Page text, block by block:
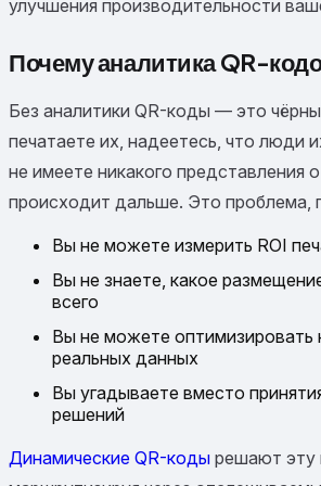
улучшения производительности
Почему аналитика QR-
Без аналитики QR-коды — это
печатаете их, надеетесь, что люди
не имеете никакого представления
происходит дальше. Это проблема,
Вы не можете измерить ROI
Вы не знаете, какое
всего
Вы не можете оптимизировать
реальных данных
Вы угадываете вместо
решений
Динамические QR-коды решают эту